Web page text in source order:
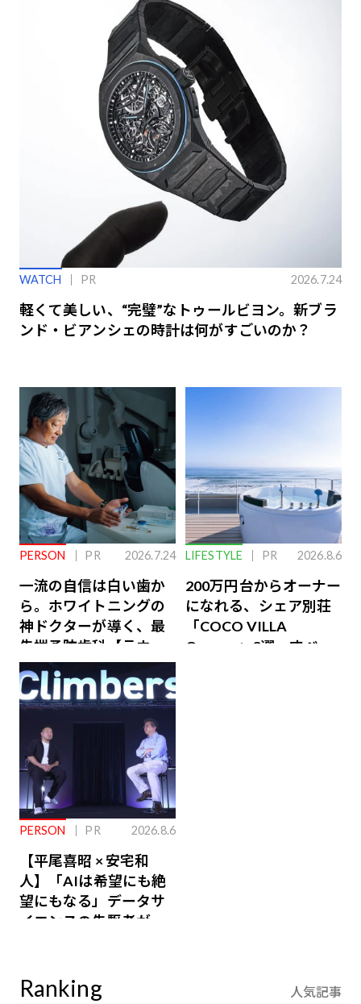
WATCH PR 2026.7.24
軽くて美しい、“完璧”なトゥールビヨン。新ブラ
ンド・ビアンシェの時計は何がすごいのか？
PERSON PR 2026.7.24
一流の自信は白い歯か
ら。ホワイトニングの
神ドクターが導く、最
先端予防歯科【ラウン
ジ会員特典あり】
LIFESTYLE PR 2026.8.6
200万円台からオーナー
になれる、シェア別荘
「COCO VILLA
Owners」3選。すべて
PERSON PR 2026.8.6
【平尾喜昭 × 安宅和
人】「AIは希望にも絶
望にもなる」データサ
イエンスの先駆者が語
Ranking 人気記事